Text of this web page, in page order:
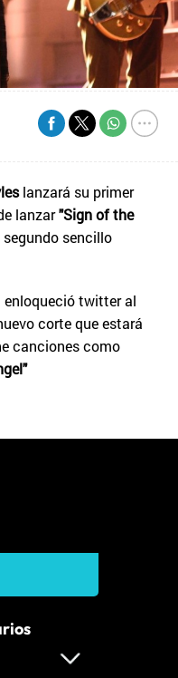
lanzará su primer
lanzar"Sign of the
sencillo
enloqueció twitter al
corte que estará
canciones como